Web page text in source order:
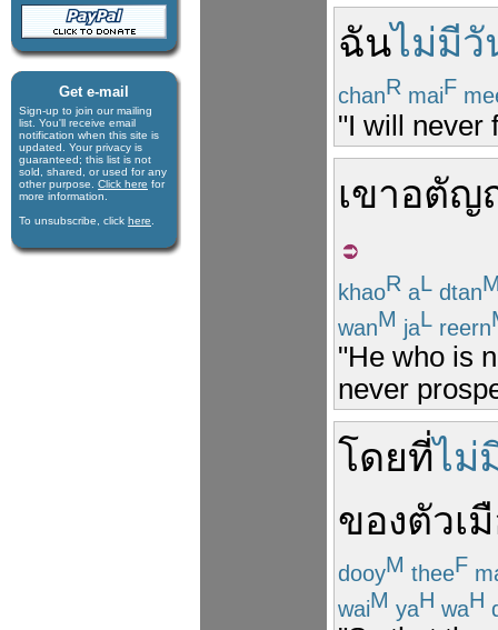
Get e-mail
Sign-up to join our mail­ing
list. You'll receive e­mail
notification when this site is
updated. Your privacy is
guaran­teed; this list is not
sold, shared, or used for any
other purpose. Click here for
more infor­mation.
To unsubscribe, click here
ฉันไม่มีวั
chanR maiF
"I will never
เขาอตัญ
khaoR aL dtan
wanM jaL reern
"He who is
never
โดยที่ไม่
ของตัวเ
dooyM theeF
waiM yaH waH